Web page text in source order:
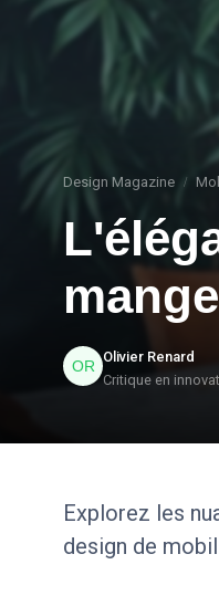
Design Magazine
Olivier Renard
Critique en
Explorez les
design de